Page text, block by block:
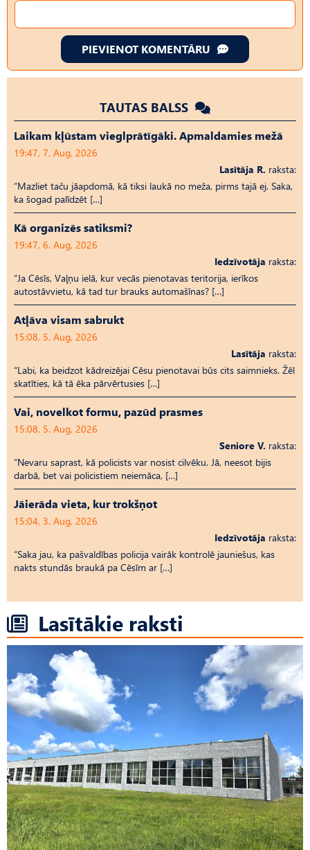
PIEVIENOT KOMENTĀRU
TAUTAS BALSS
Laikam kļūstam vieglprātīgāki. Apmaldamies mežā
19:47, 7. Aug, 2026
Lasītāja R. raksta:
“Mazliet taču jāapdomā, kā tiksi laukā no meža, pirms tajā ej. Saka,
ka šogad palīdzēt […]
Kā organizēs satiksmi?
19:47, 6. Aug, 2026
Iedzīvotāja raksta:
“Ja Cēsīs, Vaļņu ielā, kur vecās pienotavas teritorija, ierīkos
autostāvvietu, kā tad tur brauks automašīnas? […]
Atļāva visam sabrukt
15:08, 5. Aug, 2026
Lasītāja raksta:
“Labi, ka beidzot kādreizējai Cēsu pienotavai būs cits saimnieks. Žēl
skatīties, kā tā ēka pārvērtusies […]
Vai, novelkot formu, pazūd prasmes
15:08, 5. Aug, 2026
Seniore V. raksta:
“Nevaru saprast, kā policists var nosist cilvēku. Jā, neesot bijis
darbā, bet vai policistiem neiemāca, […]
Jāierāda vieta, kur trokšņot
15:04, 3. Aug, 2026
Iedzīvotāja raksta:
“Saka jau, ka pašvaldības policija vairāk kontrolē jauniešus, kas
nakts stundās braukā pa Cēsīm ar […]
Lasītākie raksti